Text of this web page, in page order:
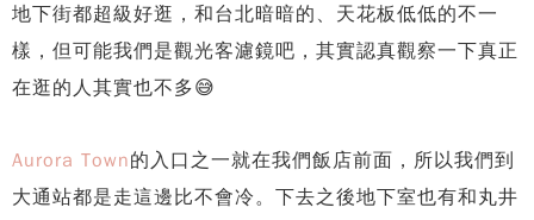
地下街都超級好逛，和台北暗暗的、天花板低低的不一
樣，但可能我們是觀光客濾鏡吧，其實認真觀察一下真正
在逛的人其實也不多😅
Aurora Town的入口之一就在我們飯店前面，所以我們到
大通站都是走這邊比不會冷。下去之後地下室也有和丸井